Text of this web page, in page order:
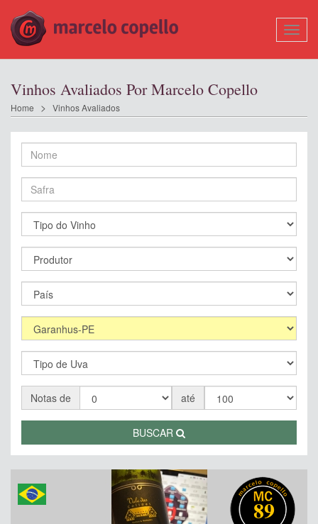
Vinhos Avaliados Por Marcelo Copello
Home Vinhos Avaliados
Notas de até
BUSCAR
89